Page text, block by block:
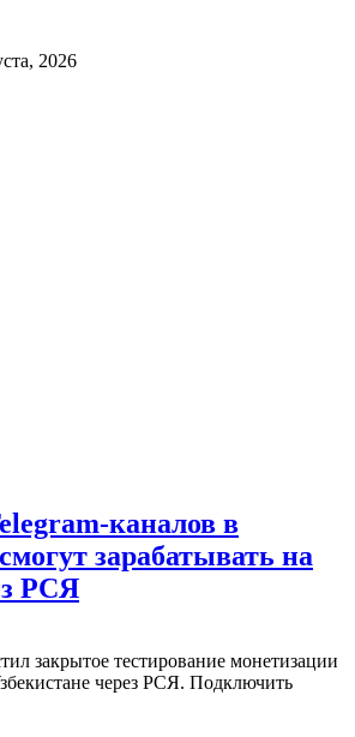
2026
каналов в
зарабатывать на
РСЯ
закрытое тестирование монетизации
через РСЯ. Подключить